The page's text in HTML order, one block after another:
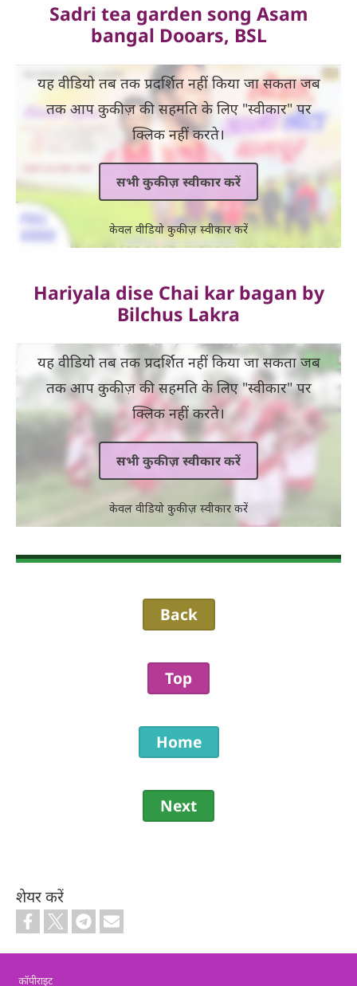
यह वीडियो तब तक प्रदर्शित नहीं किया जा सकता जब
तक आप कुकीज़ की सहमति के लिए "स्वीकार" पर
क्लिक नहीं करते।
सभी कुकीज़ स्वीकार करें
केवल वीडियो कुकीज़ स्वीकार करें
Sadri tea garden song Asam
bangal Dooars, BSL
यह वीडियो तब तक प्रदर्शित नहीं किया जा सकता जब
तक आप कुकीज़ की सहमति के लिए "स्वीकार" पर
क्लिक नहीं करते।
सभी कुकीज़ स्वीकार करें
केवल वीडियो कुकीज़ स्वीकार करें
Hariyala dise Chai kar bagan by
Bilchus Lakra
Back
Top
Home
Next
शेयर करें
Footer
कॉपीराइट